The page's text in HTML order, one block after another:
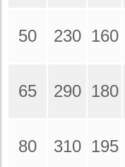
50 230 160
65 290 180
80 310 195